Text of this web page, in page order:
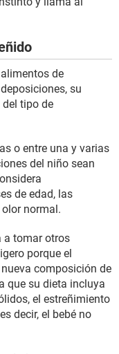
de
su
tipo de
o entre una y varias
del niño sean
de edad, las
normal.
a tomar otros
porque el
composición de
que su dieta incluya
el estreñimiento
decir, el bebé no